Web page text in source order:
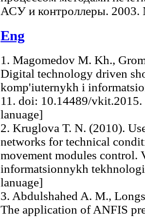
АСУ и контроллеры.
Eng
1. Magomedov M. Kh.,
Digital technology driven
komp'iuternykh i
11. doi: 10.14489/
lanuage]
2. Kruglova T. N. (2010).
networks for technical
movement modules
informatsionnykh
lanuage]
3. Abdulshahed A. M.,
The application of ANFIS